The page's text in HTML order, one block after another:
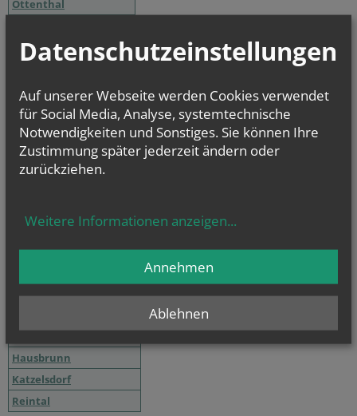
Ottenthal
Schrattenberg
Pfarrverband Poysdorf
Altruppersdorf
Erdberg
Kleinhadersdorf
Walterskirchen
Altlichtenwarth
Hausbrunn
Katzelsdorf
Reintal
Datenschutzeinstellungen
Auf unserer Webseite werden Cookies verwendet
für Social Media, Analyse, systemtechnische
Notwendigkeiten und Sonstiges. Sie können Ihre
Zustimmung später jederzeit ändern oder
zurückziehen.
Weitere Informationen anzeigen...
Ablehnen
Annehmen